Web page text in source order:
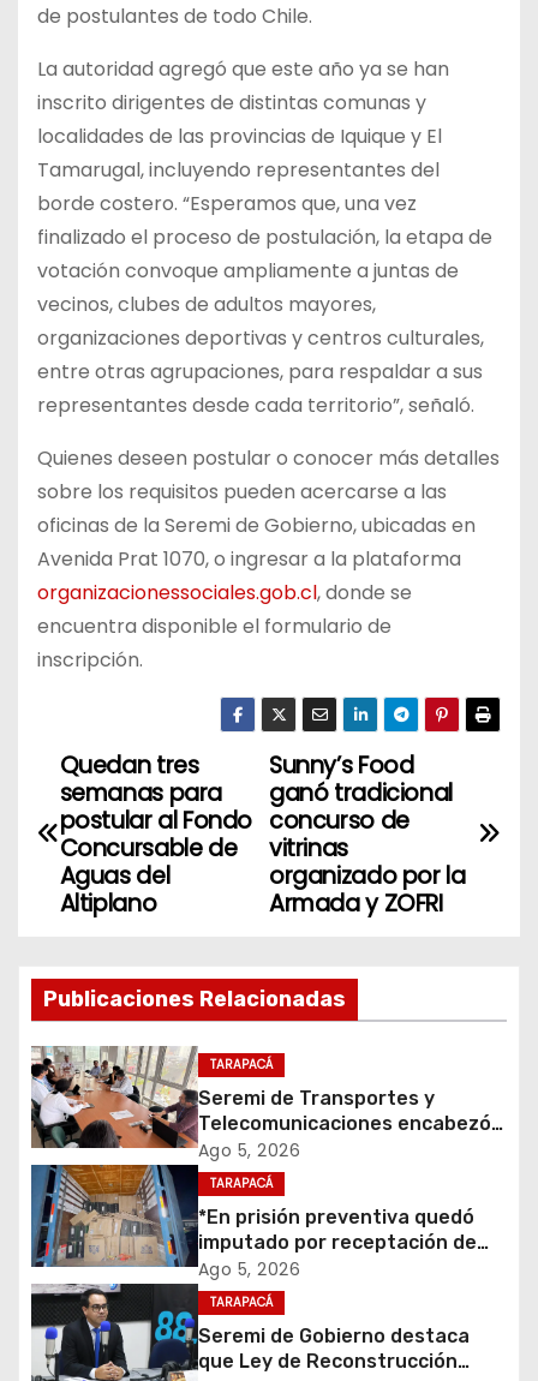
de postulantes de todo Chile.
La autoridad agregó que este año ya se han
inscrito dirigentes de distintas comunas y
localidades de las provincias de Iquique y El
Tamarugal, incluyendo representantes del
borde costero. “Esperamos que, una vez
finalizado el proceso de postulación, la etapa de
votación convoque ampliamente a juntas de
vecinos, clubes de adultos mayores,
organizaciones deportivas y centros culturales,
entre otras agrupaciones, para respaldar a sus
representantes desde cada territorio”, señaló.
Quienes deseen postular o conocer más detalles
sobre los requisitos pueden acercarse a las
oficinas de la Seremi de Gobierno, ubicadas en
Avenida Prat 1070, o ingresar a la plataforma
organizacionessociales.gob.cl, donde se
encuentra disponible el formulario de
inscripción.
N
a
g
a
c
i
ó
n
d
e
Sunny’s Food
ganó tradicional
concurso de
vitrinas
organizado por la
Armada y ZOFRI
Quedan tres
semanas para
postular al Fondo
Concursable de
Aguas del
Altiplano
Publicaciones Relacionadas
TARAPACÁ
Seremi de Transportes y
Telecomunicaciones encabezó
primera mesa de coordinación
para el retiro de cables en
desuso en Iquique
Ago 5, 2026
TARAPACÁ
*En prisión preventiva quedó
imputado por receptación de
cigarrillos avaluados en $1.600
millones*
Ago 5, 2026
TARAPACÁ
Seremi de Gobierno destaca
que Ley de Reconstrucción